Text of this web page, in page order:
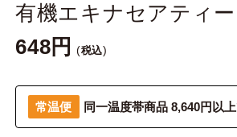
有機エキナセアティー
648
税込
常温便 同一温度帯商品 8,640円以